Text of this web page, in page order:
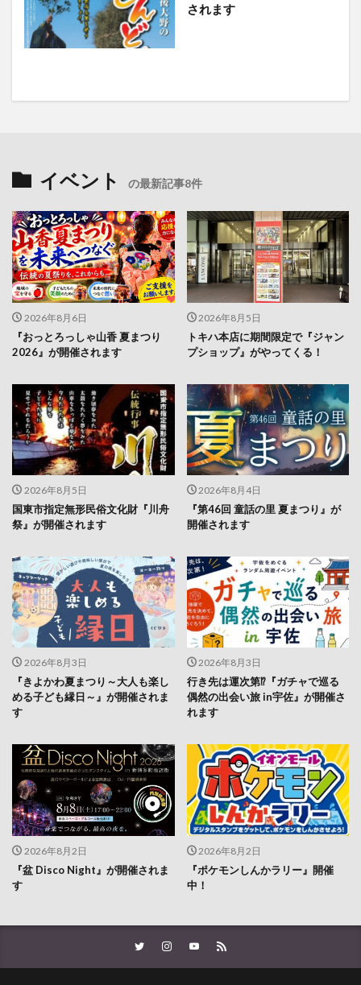
されます
イベント の最新記事8件
2026年8月6日
『おっとろっしゃ山香 夏まつり
2026』が開催されます
2026年8月5日
トキハ本店に期間限定で『ジャン
プショップ』がやってくる！
2026年8月5日
国東市指定無形民俗文化財『川舟
祭』が開催されます
2026年8月4日
『第46回 童話の里 夏まつり』が
開催されます
2026年8月3日
『きよかわ夏まつり～大人も楽し
める子ども縁日～』が開催されま
す
2026年8月3日
行き先は運次第⁉『ガチャで巡る
偶然の出会い旅 in宇佐』が開催さ
れます
2026年8月2日
『盆 Disco Night』が開催されま
す
2026年8月2日
『ポケモンしんかラリー』開催
中！